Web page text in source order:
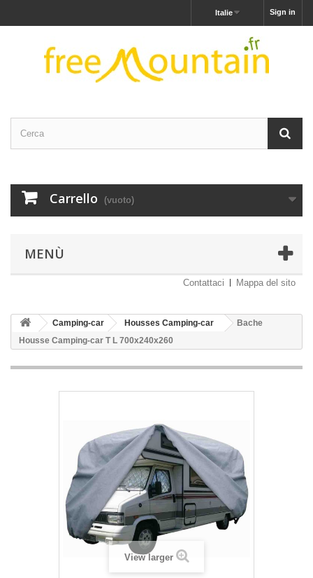
Sign in
Italie
Carrello (vuoto)
MENÙ
Contattaci Mappa del sito
Camping-car Housses Camping-car
Bache
Housse Camping-car T L 700x240x260
View larger